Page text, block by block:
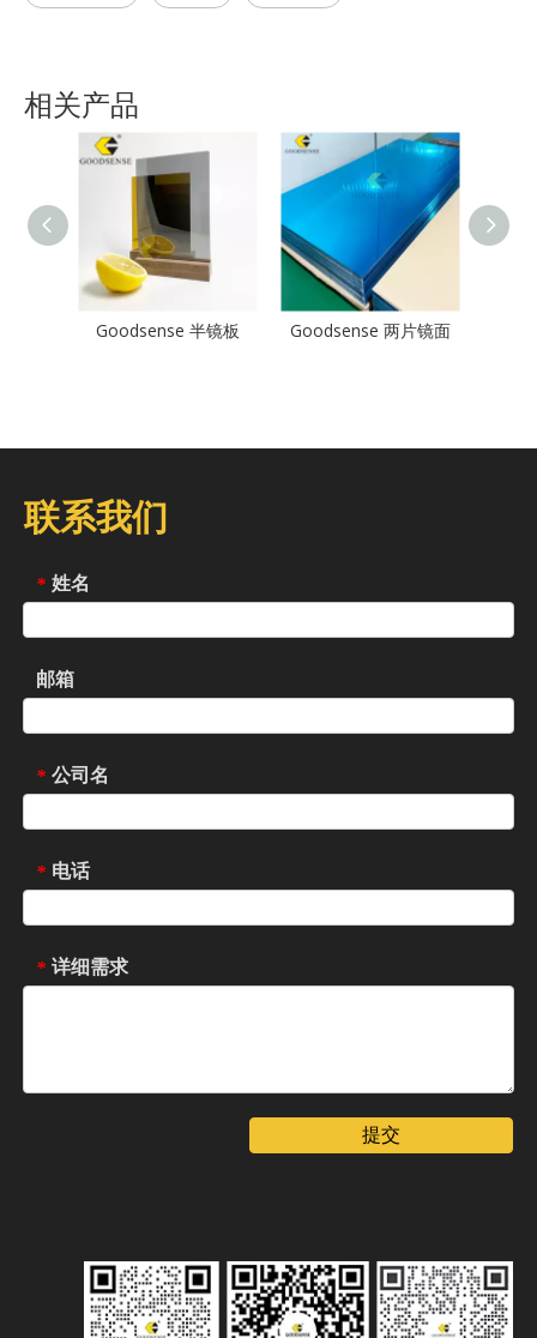
相关产品
Goodsense 半镜板 Goodsense 两片镜面
联系我们
* 姓名
邮箱
* 公司名
* 电话
* 详细需求
提交